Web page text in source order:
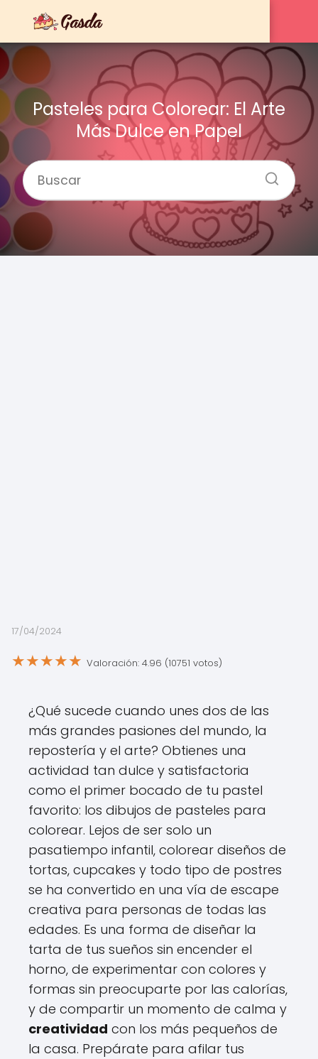
Pasteles para Colorear: El Arte
Más Dulce en Papel
17/04/2024
★★★★★ Valoración: 4.96 (10751 votos)
¿Qué sucede cuando unes dos de las
más grandes pasiones del mundo, la
repostería y el arte? Obtienes una
actividad tan dulce y satisfactoria
como el primer bocado de tu pastel
favorito: los dibujos de pasteles para
colorear. Lejos de ser solo un
pasatiempo infantil, colorear diseños de
tortas, cupcakes y todo tipo de postres
se ha convertido en una vía de escape
creativa para personas de todas las
edades. Es una forma de diseñar la
tarta de tus sueños sin encender el
horno, de experimentar con colores y
formas sin preocuparte por las calorías,
y de compartir un momento de calma y
creatividad con los más pequeños de
la casa. Prepárate para afilar tus